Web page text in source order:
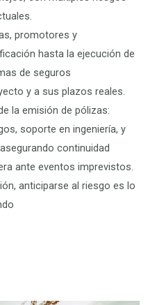
promotores y
hasta la ejecución de
de seguros
y a sus plazos reales.
la emisión de pólizas:
soporte en ingeniería, y
continuidad
ante eventos imprevistos.
anticiparse al riesgo es lo